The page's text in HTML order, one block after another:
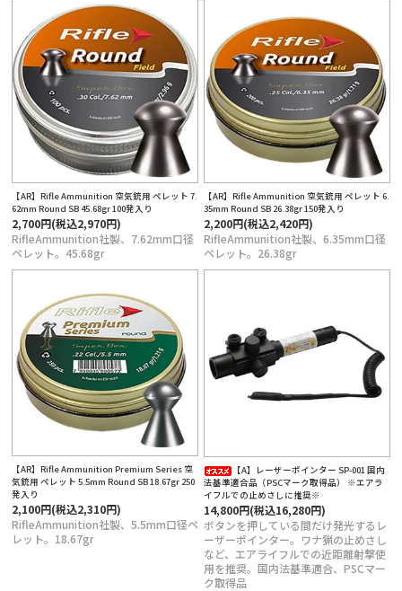
【AR】Rifle Ammunition 空気銃用 ペレット 7.
62mm Round SB 45.68gr 100発入り
2,700円(税込2,970円)
RifleAmmunition社製、7.62mm口径
ペレット。45.68gr
【AR】Rifle Ammunition 空気銃用 ペレット 6.
35mm Round SB 26.38gr 150発入り
2,200円(税込2,420円)
RifleAmmunition社製、6.35mm口径
ペレット。26.38gr
【AR】Rifle Ammunition Premium Series 空
気銃用 ペレット 5.5mm Round SB 18.67gr 250
発入り
2,100円(税込2,310円)
RifleAmmunition社製、5.5mm口径ペ
レット。18.67gr
【A】レーザーポインター SP-001 国内
法基準適合品（PSCマーク取得品） ※エアラ
イフルでの止めさしに推奨※
14,800円(税込16,280円)
ボタンを押している間だけ発光するレ
ーザーポインター。ワナ猟の止めさし
など、エアライフルでの近距離射撃使
用を推奨。国内法基準適合、PSCマー
ク取得品